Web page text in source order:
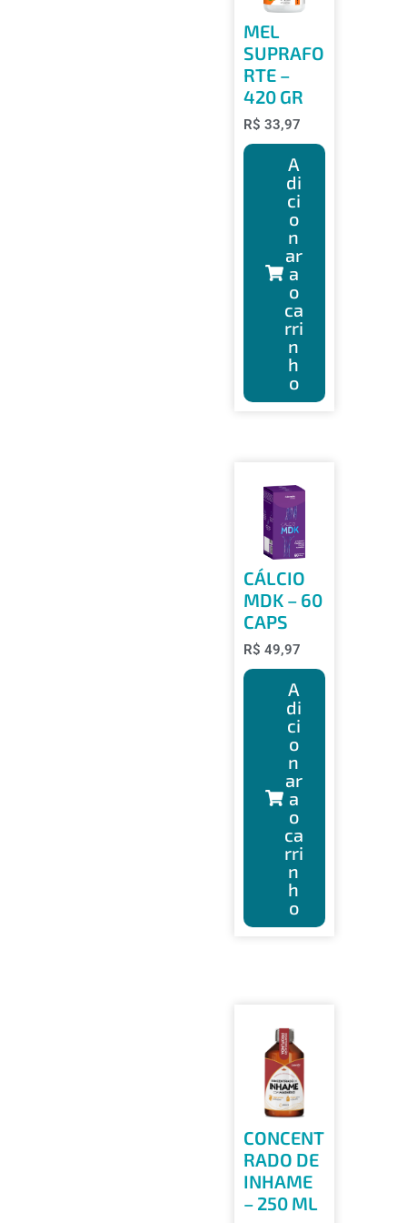
MEL
SUPRAFO
RTE –
420 GR
R$ 33,97
A
di
ci
o
n
ar
a
o
ca
rri
n
h
o
CÁLCIO
MDK – 60
CAPS
R$ 49,97
A
di
ci
o
n
ar
a
o
ca
rri
n
h
o
CONCENT
RADO DE
INHAME
– 250 ML